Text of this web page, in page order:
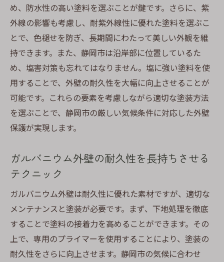
め、防水性の高い塗料を選ぶことが鍵です。さらに、紫
外線の影響も考慮し、耐紫外線性に優れた塗料を選ぶこ
とで、色褪せを防ぎ、長期間にわたって美しい外観を維
持できます。また、静岡市は沿岸部に位置しているた
め、塩害対策も忘れてはなりません。塩に強い塗料を使
用することで、外壁の耐久性を大幅に向上させることが
可能です。これらの要素を考慮しながら適切な塗装方法
を選ぶことで、静岡市の厳しい気候条件に対応した外壁
保護が実現します。
ガルバニウム外壁の耐久性を長持ちさせる
テクニック
ガルバニウム外壁は耐久性に優れた素材ですが、適切な
メンテナンスと塗装が必要です。まず、下地処理を徹底
することで塗料の接着力を高めることができます。その
上で、専用のプライマーを使用することにより、塗装の
耐久性をさらに向上させます。静岡市の気候に合わせ